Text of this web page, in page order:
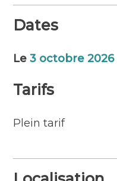
de créateur lors
Handicap visuel
Handicap mental
Dates
Le3 octobre 2026
Tarifs
Plein tarif